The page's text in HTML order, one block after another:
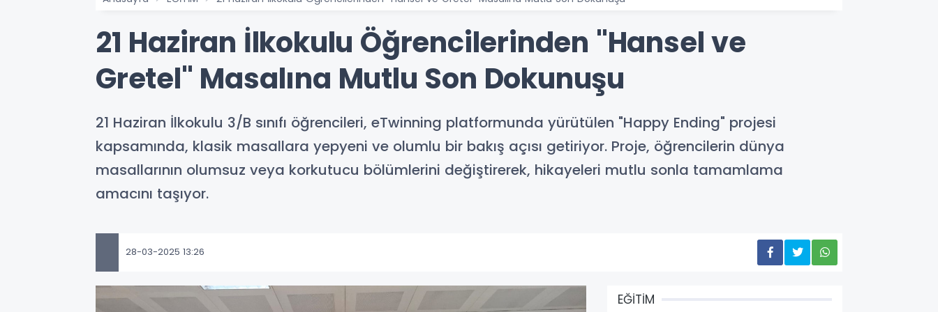
21 Haziran İlkokulu Öğrencilerinden "Hansel ve
Gretel" Masalına Mutlu Son Dokunuşu
21 Haziran İlkokulu 3/B sınıfı öğrencileri, eTwinning platformunda yürütülen "Happy Ending" projesi
kapsamında, klasik masallara yepyeni ve olumlu bir bakış açısı getiriyor. Proje, öğrencilerin dünya
masallarının olumsuz veya korkutucu bölümlerini değiştirerek, hikayeleri mutlu sonla tamamlama
amacını taşıyor.
28-03-2025 13:26
EĞİTİM